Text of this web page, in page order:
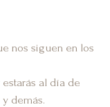
nos siguen en los
estarás al día de
demás.